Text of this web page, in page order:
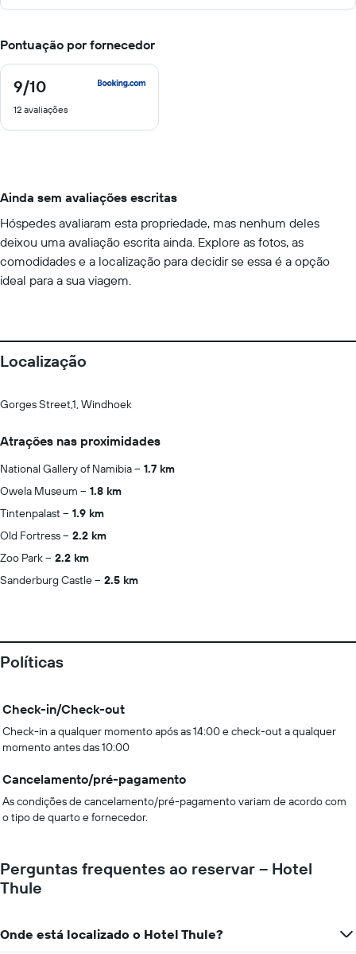
Pontuação por fornecedor
9/10
9
de
10
12 avaliações
Ainda sem avaliações escritas
Hóspedes avaliaram esta propriedade, mas nenhum deles
deixou uma avaliação escrita ainda. Explore as fotos, as
comodidades e a localização para decidir se essa é a opção
ideal para a sua viagem.
Localização
Gorges Street,1, Windhoek
Atrações nas proximidades
National Gallery of Namibia
1.7 km
Owela Museum
1.8 km
Tintenpalast
1.9 km
Old Fortress
2.2 km
Zoo Park
2.2 km
Sanderburg Castle
2.5 km
Políticas
Check-in/Check-out
Check-in a qualquer momento após as 14:00 e check-out a qualquer
momento antes das 10:00
Cancelamento/pré-pagamento
As condições de cancelamento/pré-pagamento variam de acordo com
o tipo de quarto e fornecedor.
Perguntas frequentes ao reservar – Hotel
Thule
Onde está localizado o Hotel Thule?